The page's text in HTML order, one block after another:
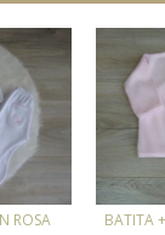
ROSA BATITA